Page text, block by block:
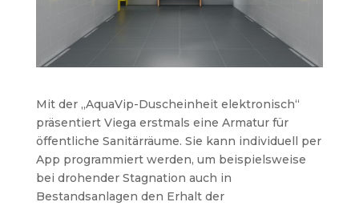
Mit der „AquaVip-Duscheinheit elektronisch“
präsentiert Viega erstmals eine Armatur für
öffentliche Sanitärräume. Sie kann individuell per
App programmiert werden, um beispielsweise
bei drohender Stagnation auch in
Bestandsanlagen den Erhalt der